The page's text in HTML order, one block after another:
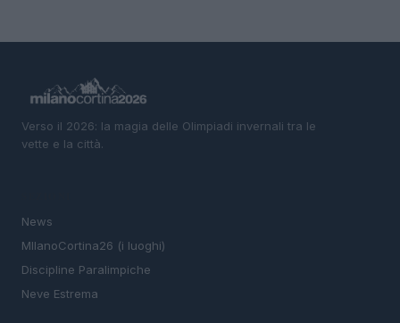
Verso il 2026: la magia delle Olimpiadi invernali tra le
vette e la città.
News
MIlanoCortina26 (i luoghi)
Discipline Paralimpiche
Neve Estrema